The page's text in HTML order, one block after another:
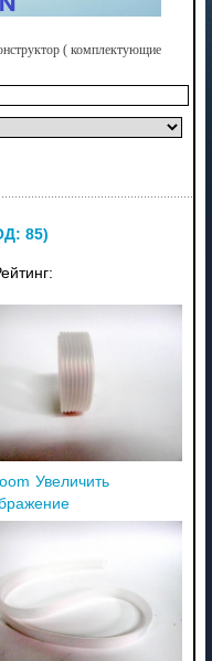
( комплектующие
85)
Увеличить